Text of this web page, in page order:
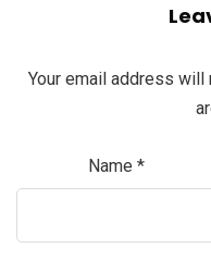
Your email address will
Name *